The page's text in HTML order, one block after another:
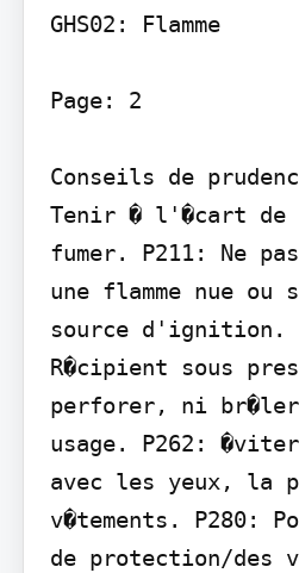
GHS02: Flamme
Page: 2
Conseils de
Tenir � l'�cart de
fumer. P211: Ne
une flamme nue
source d'ignition.
R�cipient sous
perforer, ni br�ler,
usage. P262:
avec les yeux, la
v�tements. P280:
de protection/des